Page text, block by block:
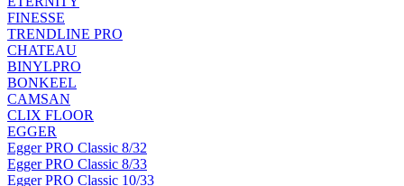
FINESSE
TRENDLINE PRO
CHATEAU
BINYLPRO
BONKEEL
CAMSAN
CLIX FLOOR
EGGER
Egger PRO Classic 8/32
Egger PRO Classic 8/33
Egger PRO Classic 10/33